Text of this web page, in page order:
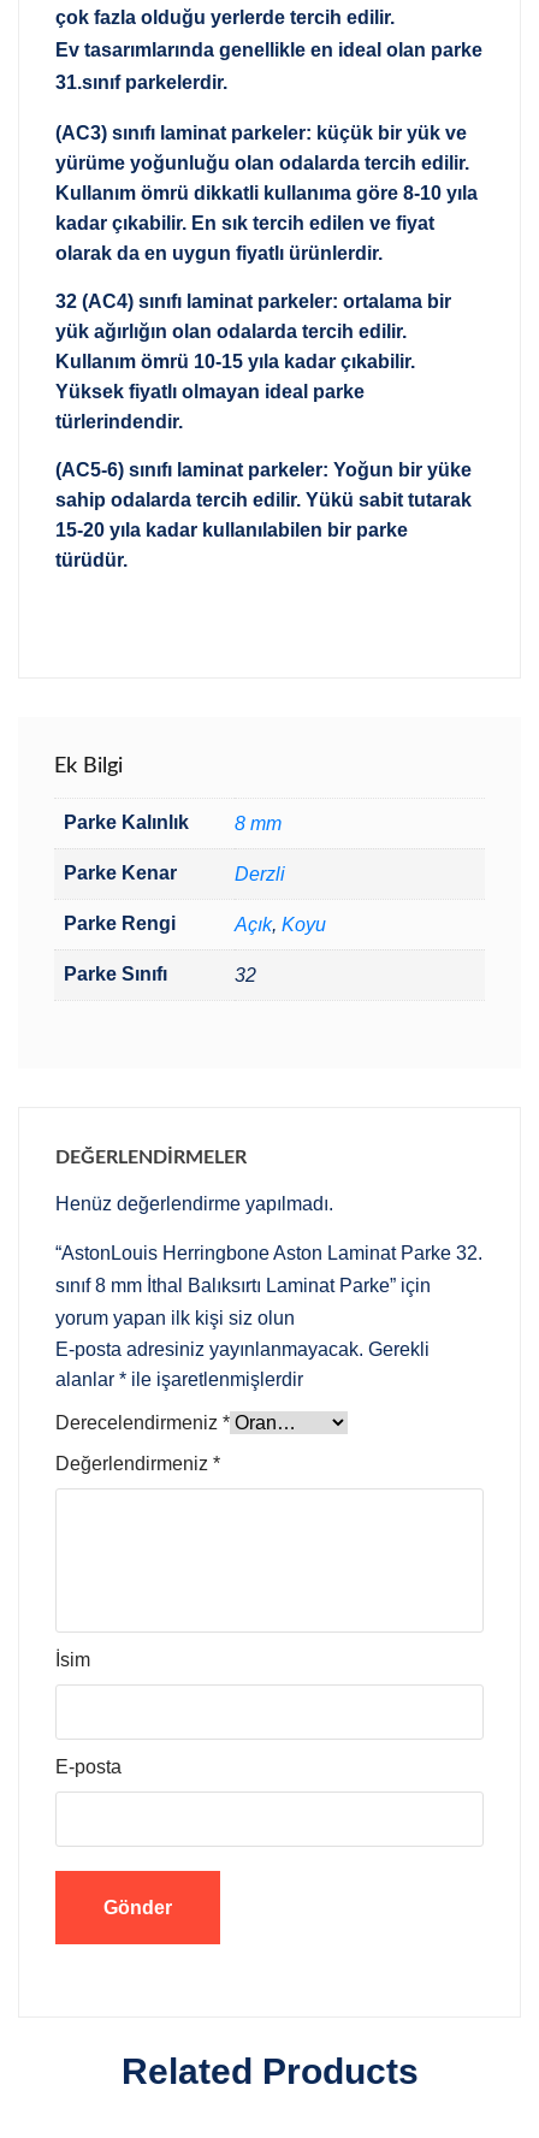
çok fazla olduğu yerlerde tercih edilir.
Ev tasarımlarında genellikle en ideal olan parke
31.sınıf parkelerdir.
(AC3) sınıfı laminat parkeler: küçük bir yük ve
yürüme yoğunluğu olan odalarda tercih edilir.
Kullanım ömrü dikkatli kullanıma göre 8-10 yıla
kadar çıkabilir. En sık tercih edilen ve fiyat
olarak da en uygun fiyatlı ürünlerdir.
32 (AC4) sınıfı laminat parkeler: ortalama bir
yük ağırlığın olan odalarda tercih edilir.
Kullanım ömrü 10-15 yıla kadar çıkabilir.
Yüksek fiyatlı olmayan ideal parke
türlerindendir.
(AC5-6) sınıfı laminat parkeler: Yoğun bir yüke
sahip odalarda tercih edilir. Yükü sabit tutarak
15-20 yıla kadar kullanılabilen bir parke
türüdür.
Ek Bilgi
Parke Kalınlık 8 mm
Parke Kenar Derzli
Parke Rengi Açık, Koyu
Parke Sınıfı 32
DEĞERLENDIRMELER
Henüz değerlendirme yapılmadı.
“AstonLouis Herringbone Aston Laminat Parke 32.
sınıf 8 mm İthal Balıksırtı Laminat Parke” için
yorum yapan ilk kişi siz olun
E-posta adresiniz yayınlanmayacak. Gerekli
alanlar * ile işaretlenmişlerdir
Derecelendirmeniz *
Değerlendirmeniz *
İsim
E-posta
Related Products